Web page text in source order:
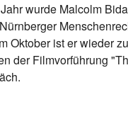
wurde Malcolm
Oktober ist er wieder
der Filmvorführung